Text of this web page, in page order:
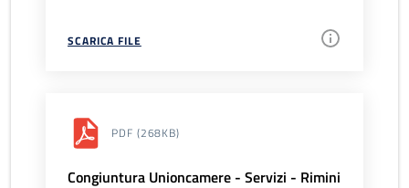
SCARICA FILE
PDF (268KB)
Congiuntura Unioncamere - Servizi - Rimini